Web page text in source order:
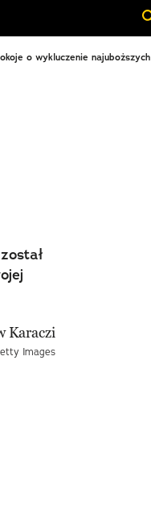
o wykluczenie najuboższych
Images